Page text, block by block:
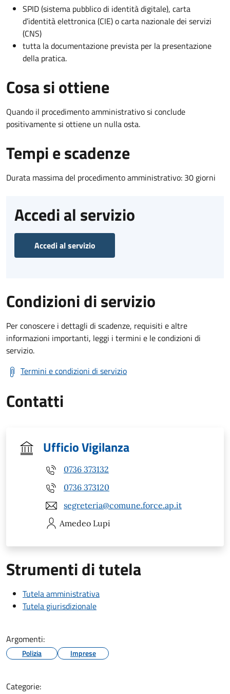
SPID (sistema pubblico di identità digitale), carta
d’identità elettronica (CIE) o carta nazionale dei servizi
(CNS)
tutta la documentazione prevista per la presentazione
della pratica.
Cosa si ottiene
Quando il procedimento amministrativo si conclude
positivamente si ottiene un nulla osta.
Tempi e scadenze
Durata massima del procedimento amministrativo: 30 giorni
Accedi al servizio
Accedi al servizio
Condizioni di servizio
Per conoscere i dettagli di scadenze, requisiti e altre
informazioni importanti, leggi i termini e le condizioni di
servizio.
Termini e condizioni di servizio
Contatti
Ufficio Vigilanza
0736 373132
0736 373120
segreteria@comune.force.ap.it
Amedeo Lupi
Strumenti di tutela
Tutela amministrativa
Tutela giurisdizionale
Argomenti:
Polizia Imprese
Categorie: